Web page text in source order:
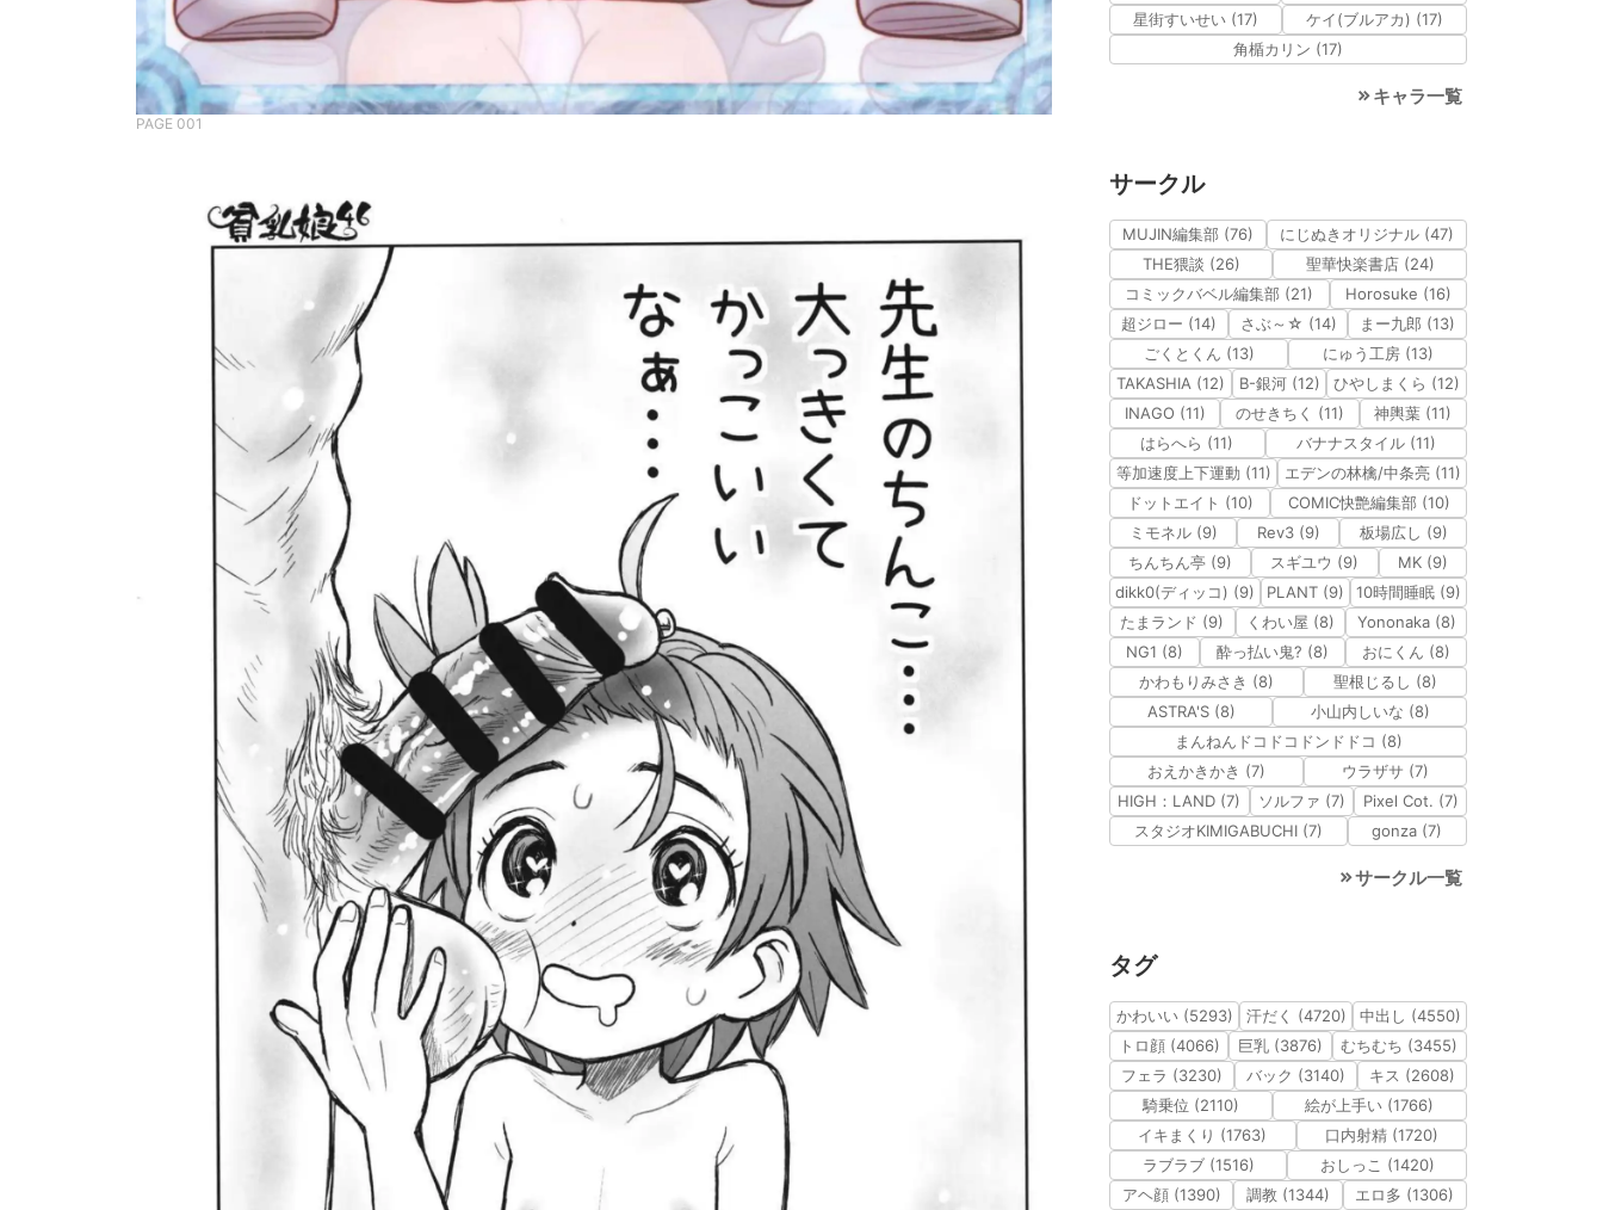
PAGE 001
星街すいせい (17)
ケイ(ブルアカ) (17)
角楯カリン (17)
キャラ一覧
サークル
MUJIN編集部 (76)
にじぬきオリジナル (47)
THE猥談 (26)
聖華快楽書店 (24)
コミックバベル編集部 (21)
Horosuke (16)
超ジロー (14)
さぶ～☆ (14)
まー九郎 (13)
ごくとくん (13)
にゅう工房 (13)
TAKASHIA (12)
B-銀河 (12)
ひやしまくら (12)
INAGO (11)
のせきちく (11)
神輿葉 (11)
はらへら (11)
バナナスタイル (11)
等加速度上下運動 (11)
エデンの林檎/中条亮 (11)
ドットエイト (10)
COMIC快艶編集部 (10)
ミモネル (9)
Rev3 (9)
板場広し (9)
ちんちん亭 (9)
スギユウ (9)
MK (9)
dikk0(ディッコ) (9)
PLANT (9)
10時間睡眠 (9)
たまランド (9)
くわい屋 (8)
Yononaka (8)
NG1 (8)
酔っ払い鬼? (8)
おにくん (8)
かわもりみさき (8)
聖根じるし (8)
ASTRA'S (8)
小山内しいな (8)
まんねんドコドコドンドドコ (8)
おえかきかき (7)
ウラザサ (7)
HIGH：LAND (7)
ソルファ (7)
Pixel Cot. (7)
スタジオKIMIGABUCHI (7)
gonza (7)
サークル一覧
タグ
かわいい (5293) 汗だく (4720)
中出し (4550)
トロ顔 (4066)
巨乳 (3876)
むちむち (3455)
フェラ (3230)
バック (3140)
キス (2608)
騎乗位 (2110)
絵が上手い (1766)
イキまくり (1763)
口内射精 (1720)
ラブラブ (1516)
おしっこ (1420)
アヘ顔 (1390)
調教 (1344)
エロ多 (1306)